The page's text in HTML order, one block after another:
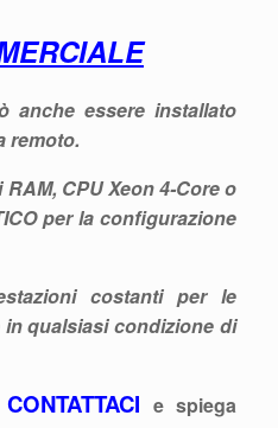
anche essere installato
remoto.
CPU Xeon 4-Core o
per la configurazione
costanti per le
in qualsiasi condizione di
CONTATTACI e spiega